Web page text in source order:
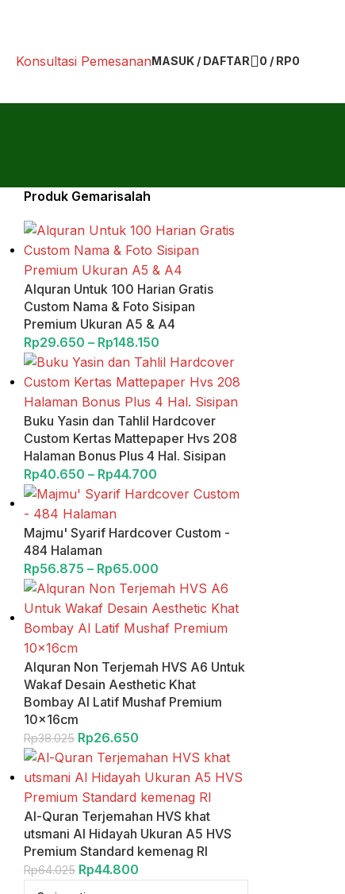
Konsultasi PemesananMASUK / DAFTAR 0 / RP0
Produk Gemarisalah
Alquran Untuk 100 Harian Gratis
Custom Nama & Foto Sisipan
Premium Ukuran A5 & A4
Rp29.650 – Rp148.150
Buku Yasin dan Tahlil Hardcover
Custom Kertas Mattepaper Hvs 208
Halaman Bonus Plus 4 Hal. Sisipan
Rp40.650 – Rp44.700
Majmu' Syarif Hardcover Custom -
484 Halaman
Rp56.875 – Rp65.000
Alquran Non Terjemah HVS A6 Untuk
Wakaf Desain Aesthetic Khat
Bombay Al Latif Mushaf Premium
10x16cm
Rp38.025 Rp26.650
Al-Quran Terjemahan HVS khat
utsmani Al Hidayah Ukuran A5 HVS
Premium Standard kemenag RI
Rp64.025 Rp44.800